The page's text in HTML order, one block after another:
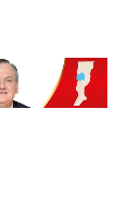
del
cultural era